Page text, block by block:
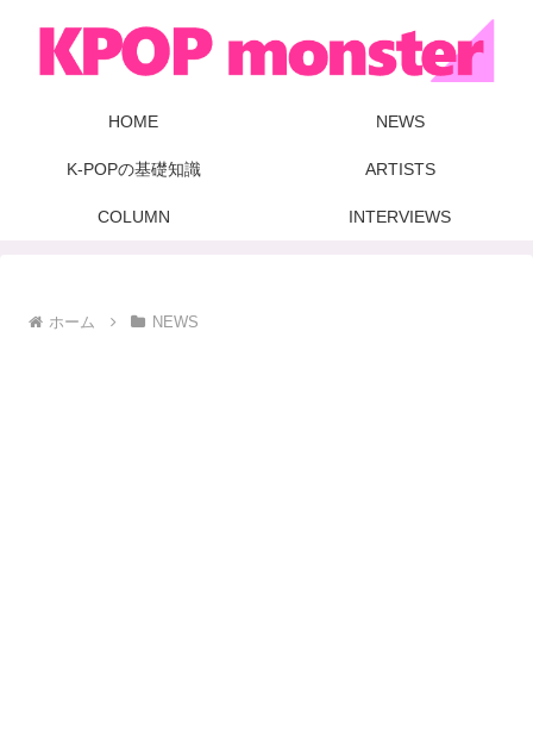
HOME NEWS
K-POPの基礎知識 ARTISTS
COLUMN INTERVIEWS
ホーム NEWS